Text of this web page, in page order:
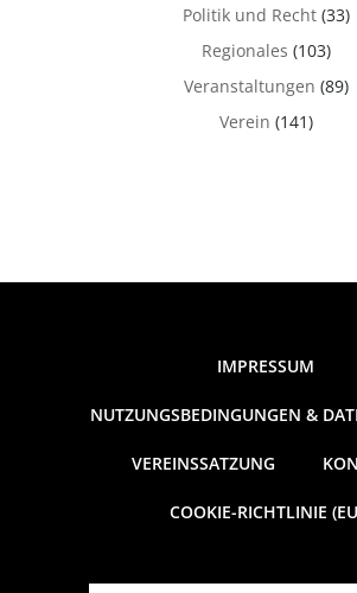
Politik und Recht(33)
Regionales (103)
Veranstaltungen (89)
Verein (141)
IMPRESSUM
NUTZUNGSBEDINGUNGEN &
VEREINSSATZUNG
COOKIE-RICHTLINIE